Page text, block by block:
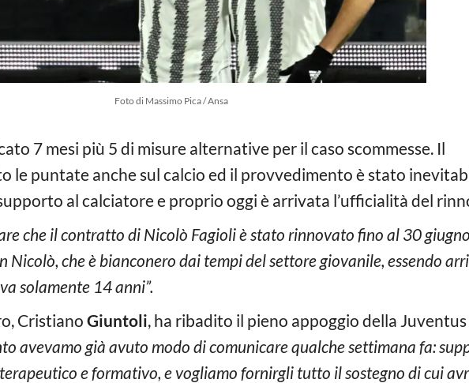
Foto di Massimo Pica / Ansa
7 mesi più 5 di misure alternative per il caso scommesse. Il
le puntate anche sul calcio ed il provvedimento è stato
al calciatore e proprio oggi è arrivata l’ufficialità del
che il contratto di Nicolò Fagioli è stato rinnovato fino al 30
Nicolò, che è bianconero dai tempi del settore giovanile, essendo
solamente 14 anni”.
Cristiano Giuntoli, ha ribadito il pieno appoggio della Juventus
avevamo già avuto modo di comunicare qualche settimana fa:
e formativo, e vogliamo fornirgli tutto il sostegno di cui